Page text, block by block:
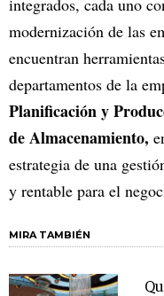
modernización de las
encuentran
departamentos de la
Planificación y
de Almacenamiento,
estrategia de una
y rentable para el
MIRA TAMBIÉN